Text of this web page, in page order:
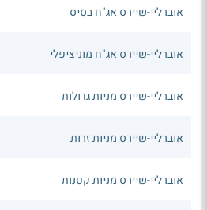
אוברליי-שיירס אג"ח בסיס
אוברליי-שיירס אג"ח מוניציפלי
אוברליי-שיירס מניות גדולות
אוברליי-שיירס מניות זרות
אוברליי-שיירס מניות קטנות